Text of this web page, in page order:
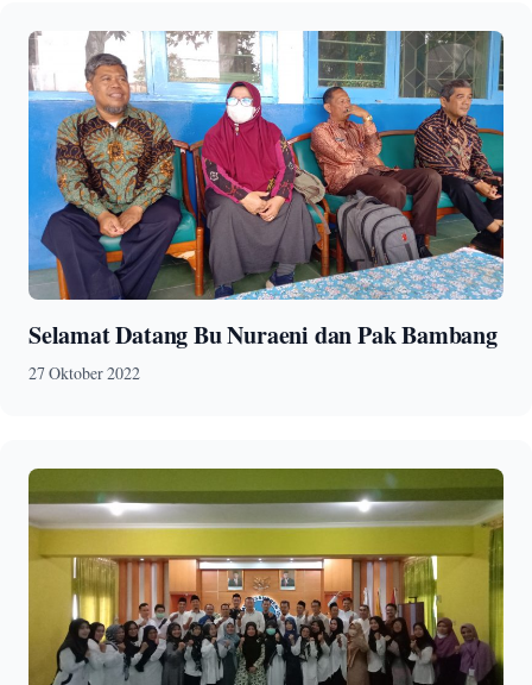
Selamat Datang Bu Nuraeni dan Pak Bambang
27 Oktober 2022